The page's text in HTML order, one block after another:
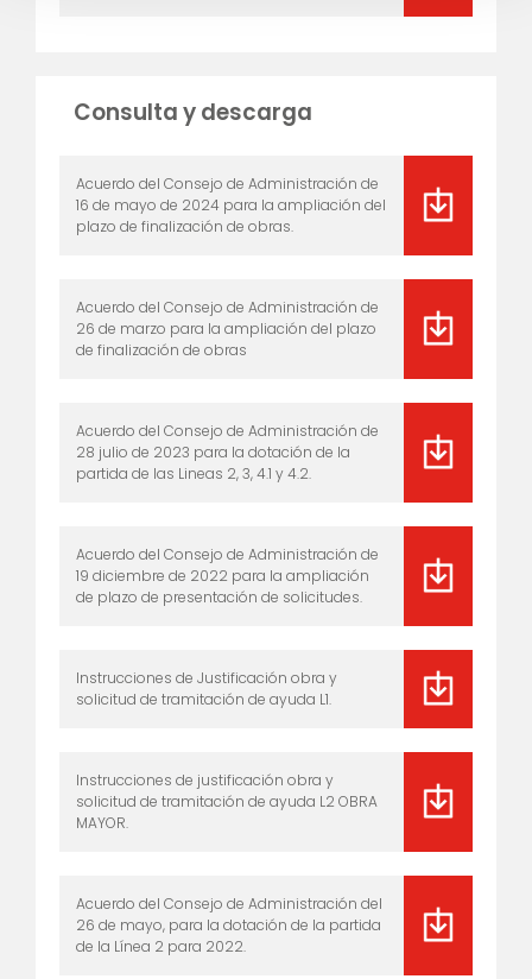
Consulta y descarga
Acuerdo del Consejo de Administración de
16 de mayo de 2024 para la ampliación del
plazo de finalización de obras.
Acuerdo del Consejo de Administración de
26 de marzo para la ampliación del plazo
de finalización de obras
Acuerdo del Consejo de Administración de
28 julio de 2023 para la dotación de la
partida de las Lineas 2, 3, 4.1 y 4.2.
Acuerdo del Consejo de Administración de
19 diciembre de 2022 para la ampliación
de plazo de presentación de solicitudes.
Instrucciones de Justificación obra y
solicitud de tramitación de ayuda L1.
Instrucciones de justificación obra y
solicitud de tramitación de ayuda L2 OBRA
MAYOR.
Acuerdo del Consejo de Administración del
26 de mayo, para la dotación de la partida
de la Línea 2 para 2022.